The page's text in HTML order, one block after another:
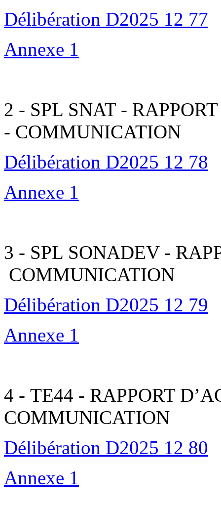
Délibération D2025 12 77
Annexe 1
2 - SPL SNAT -
- COMMUNICATION
Délibération D2025 12 78
Annexe 1
3 - SPL SONADEV -
COMMUNICATION
Délibération D2025 12 79
Annexe 1
4 - TE44 - RAPPORT
COMMUNICATION
Délibération D2025 12 80
Annexe 1